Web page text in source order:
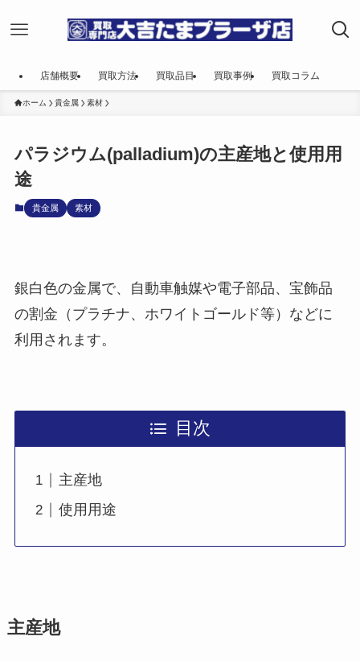
店舗概要 買取方法 買取品目 買取事例 買取コラム
ホーム 貴金属 素材
パラジウム(palladium)の主産地と使用用
途
貴金属 素材
銀白色の金属で、自動車触媒や電子部品、宝飾品
の割金（プラチナ、ホワイトゴールド等）などに
利用されます。
目次
主産地
使用用途
主産地